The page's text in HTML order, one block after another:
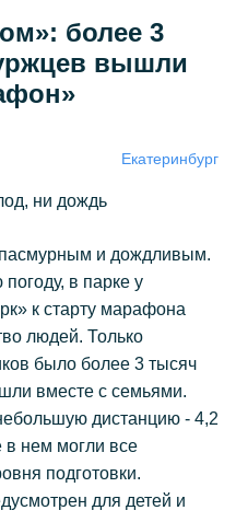
более 3
вышли
Екатеринбург
ни дождь
и дождливым.
в парке у
к старту марафона
людей. Только
было более 3 тысяч
вместе с семьями.
дистанцию - 4,2
в нем могли все
подготовки.
для детей и